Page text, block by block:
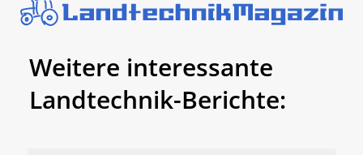
Weitere interessante
Landtechnik-Berichte: